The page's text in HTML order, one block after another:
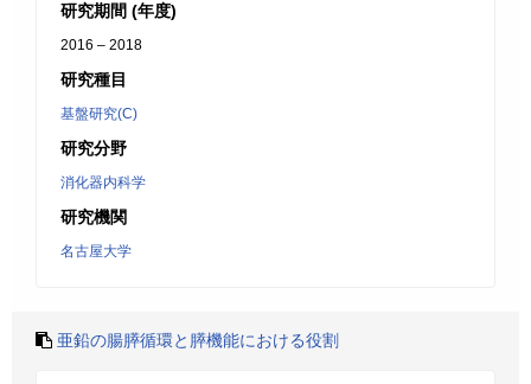
研究期間 (年度)
2016 – 2018
研究種目
基盤研究(C)
研究分野
消化器内科学
研究機関
名古屋大学
亜鉛の腸膵循環と膵機能における役割